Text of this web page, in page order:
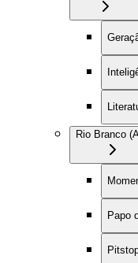
Rio Branco
Papo